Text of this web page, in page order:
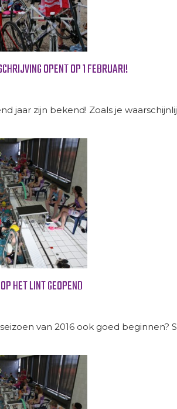
OPENT OP 1 FEBRUARI!
jaar zijn bekend! Zoals je
HET LINT GEOPEND
van 2016 ook goed